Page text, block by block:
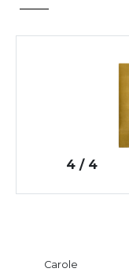
4 / 4
Carole